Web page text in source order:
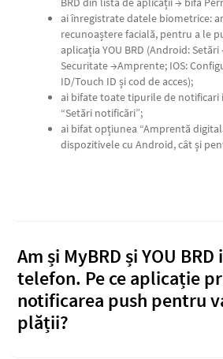
ai înregistrate datele biometrice:
recunoaștere facială, pentru a le
aplicația YOU BRD (Android:
Securitate →Amprente; IOS:
ID/Touch ID și cod de acces);
ai bifate toate tipurile de notificari
“Setări notificări”;
ai bifat opțiunea “Amprentă
dispozitivele cu Android, cât și
Am și MyBRD și YOU
telefon. Pe ce aplicație
notificarea push pentru
plății?